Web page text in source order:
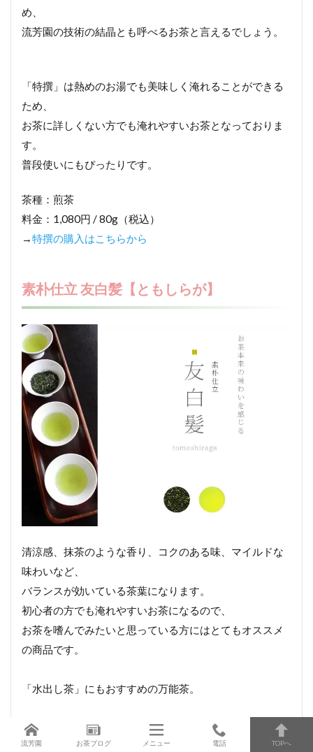
め、
流芳園の技術の結晶とも呼べるお茶と言えるでしょう。
「特撰」は熱めのお湯でも美味しく淹れることができる
ため、
お茶に詳しくない方でも淹れやすいお茶となっておりま
す。
普段使いにもぴったりです。
茶種：煎茶
料金：1,080円 / 80g（税込）
→特撰の購入はこちらから
素朴仕立 友白髪【ともしらが】
清涼感、抹茶のような香り、コクのある味、マイルドな
味わいなど、
バランスが効いている茶葉になります。
初心者の方でも淹れやすいお茶になるので、
お茶を嗜んでみたいと思っている方にはとてもオススメ
の商品です。
「水出し茶」にもおすすめの万能茶。
茶種：素朴仕立（かぶせ茶）
料金：864円 / 88g（税込）
流芳園 お茶ブログ メニュー 電話 TOPへ